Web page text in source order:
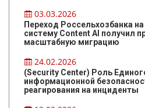
03.03.2026
Переход Россельхозбанка
систему Content AI получил
масштабную миграцию
24.02.2026
(Security Center) Роль
информационной
реагирования на инциденты